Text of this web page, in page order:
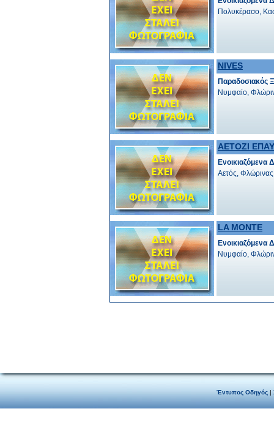
Πολυκέρασο,
NIVES
Παραδοσιακός
Νυμφαίο,
ΑΕΤΟΖΙ
Ενοικιαζόμενα
Αετός, Φλώρινας
LA MONTE
Ενοικιαζόμενα
Νυμφαίο,
Έντυπος Οδηγός|